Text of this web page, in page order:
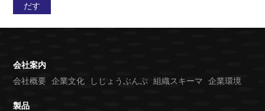
会社案内
会社概要 企業文化 しじょうぶんぷ 組織スキーマ 企業環境
製品